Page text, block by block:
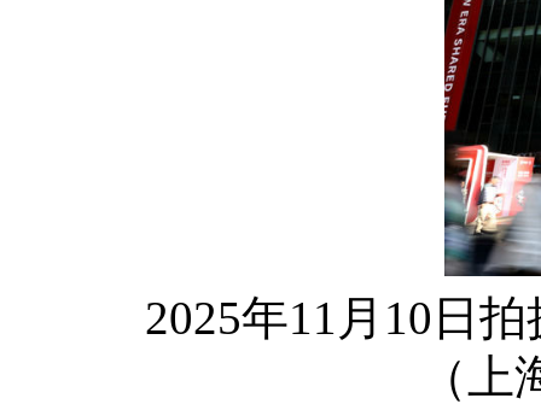
2025年11月10日
（